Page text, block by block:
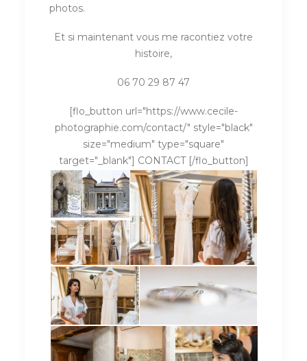
photos.
Et si maintenant vous me racontiez votre
histoire,
06 70 29 87 47
[flo_button url="https://www.cecile-
photographie.com/contact/" style="black"
size="medium" type="square"
target="_blank"] CONTACT [/flo_button]